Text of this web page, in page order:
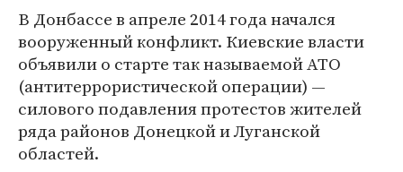
В Донбассе в апреле 2014 года начался
вооруженный конфликт. Киевские власти
объявили о старте так называемой АТО
(антитеррористической операции) —
силового подавления протестов жителей
ряда районов Донецкой и Луганской
областей.